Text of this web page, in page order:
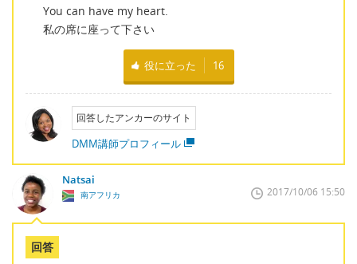
You can have my heart.
私の席に座って下さい
役に立った 16
回答したアンカーのサイト
DMM講師プロフィール
Natsai
南アフリカ 2017/10/06 15:50
回答